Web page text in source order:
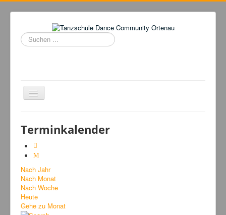
Suchen
...
Navigation
an/aus
Tanzschule
Kursangebot
Events
Fuegolatino
Bilder
Terminkalender
Nach Jahr
Nach Monat
Nach Woche
Heute
Gehe zu Monat